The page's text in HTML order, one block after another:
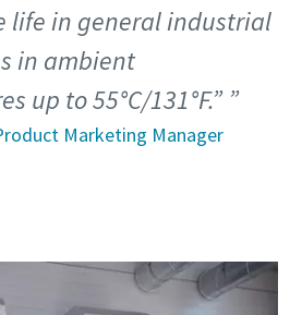
life in general industrial
in ambient
up to 55°C/131°F.”
Marketing Manager